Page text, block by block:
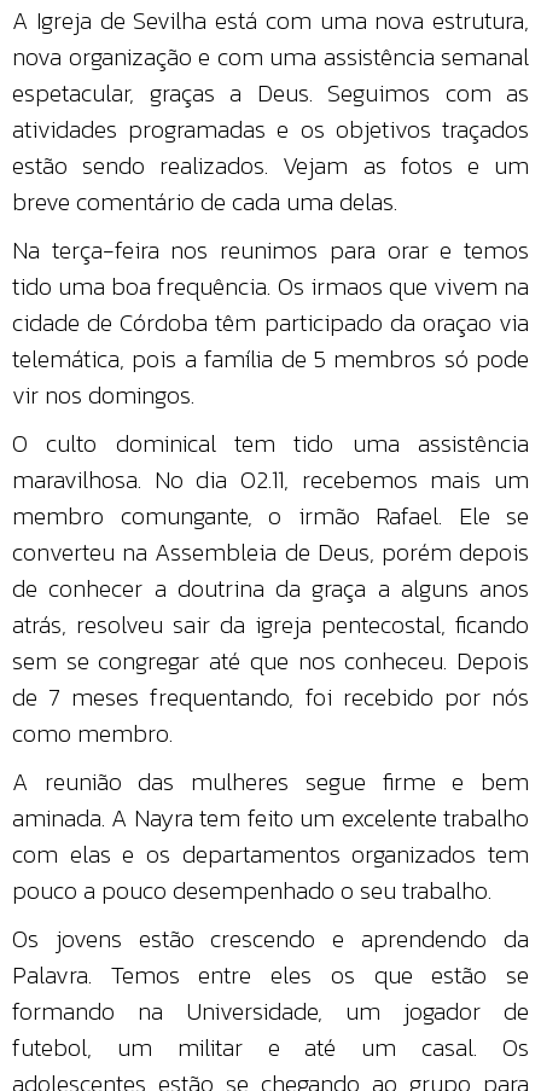
A Igreja de Sevilha está com uma nova estrutura,
nova organização e com uma assistência semanal
espetacular, graças a Deus. Seguimos com as
atividades programadas e os objetivos traçados
estão sendo realizados. Vejam as fotos e um
breve comentário de cada uma delas.
Na terça-feira nos reunimos para orar e temos
tido uma boa frequência. Os irmaos que vivem na
cidade de Córdoba têm participado da oraçao via
telemática, pois a família de 5 membros só pode
vir nos domingos.
O culto dominical tem tido uma assistência
maravilhosa. No dia 02.11, recebemos mais um
membro comungante, o irmão Rafael. Ele se
converteu na Assembleia de Deus, porém depois
de conhecer a doutrina da graça a alguns anos
atrás, resolveu sair da igreja pentecostal, ficando
sem se congregar até que nos conheceu. Depois
de 7 meses frequentando, foi recebido por nós
como membro.
A reunião das mulheres segue firme e bem
aminada. A Nayra tem feito um excelente trabalho
com elas e os departamentos organizados tem
pouco a pouco desempenhado o seu trabalho.
Os jovens estão crescendo e aprendendo da
Palavra. Temos entre eles os que estão se
formando na Universidade, um jogador de
futebol, um militar e até um casal. Os
adolescentes estão se chegando ao grupo para